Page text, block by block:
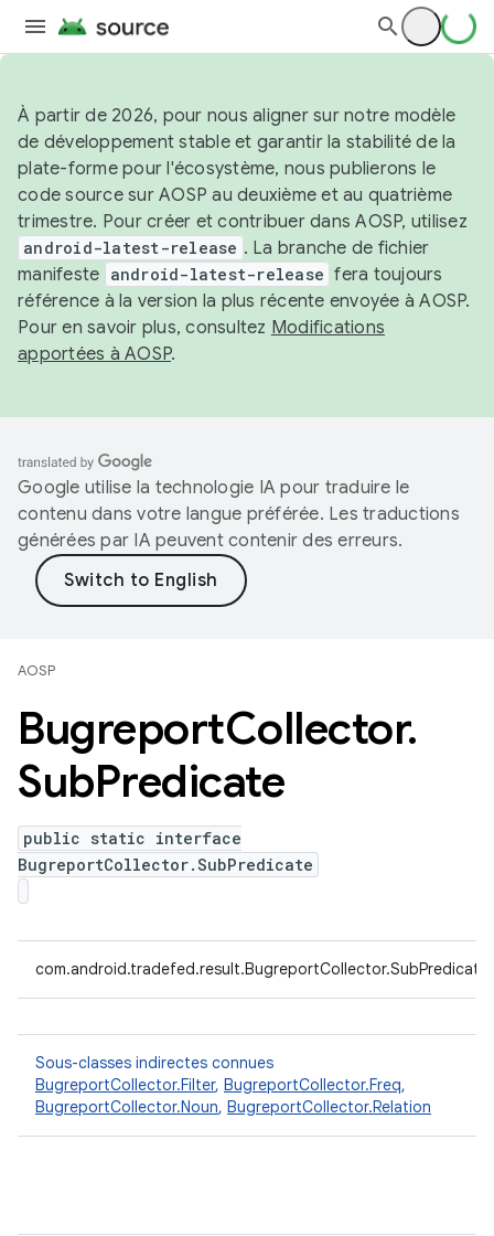
À partir de 2026, pour nous aligner sur notre modèle
de développement stable et garantir la stabilité de la
plate-forme pour l'écosystème, nous publierons le
code source sur AOSP au deuxième et au quatrième
trimestre. Pour créer et contribuer dans AOSP, utilisez
android-latest-release . La branche de fichier
manifeste android-latest-release fera toujours
référence à la version la plus récente envoyée à AOSP.
Pour en savoir plus, consultez Modifications
apportées à AOSP.
Google utilise la technologie IA pour traduire le
contenu dans votre langue préférée. Les traductions
générées par IA peuvent contenir des erreurs.
AOSP
BugreportCollector.
SubPredicate
public static interface
BugreportCollector.SubPredicate
com.android.tradefed.result.BugreportCollector.SubPredicate
Sous-classes indirectes connues
BugreportCollector.Filter, BugreportCollector.Freq,
BugreportCollector.Noun, BugreportCollector.Relation